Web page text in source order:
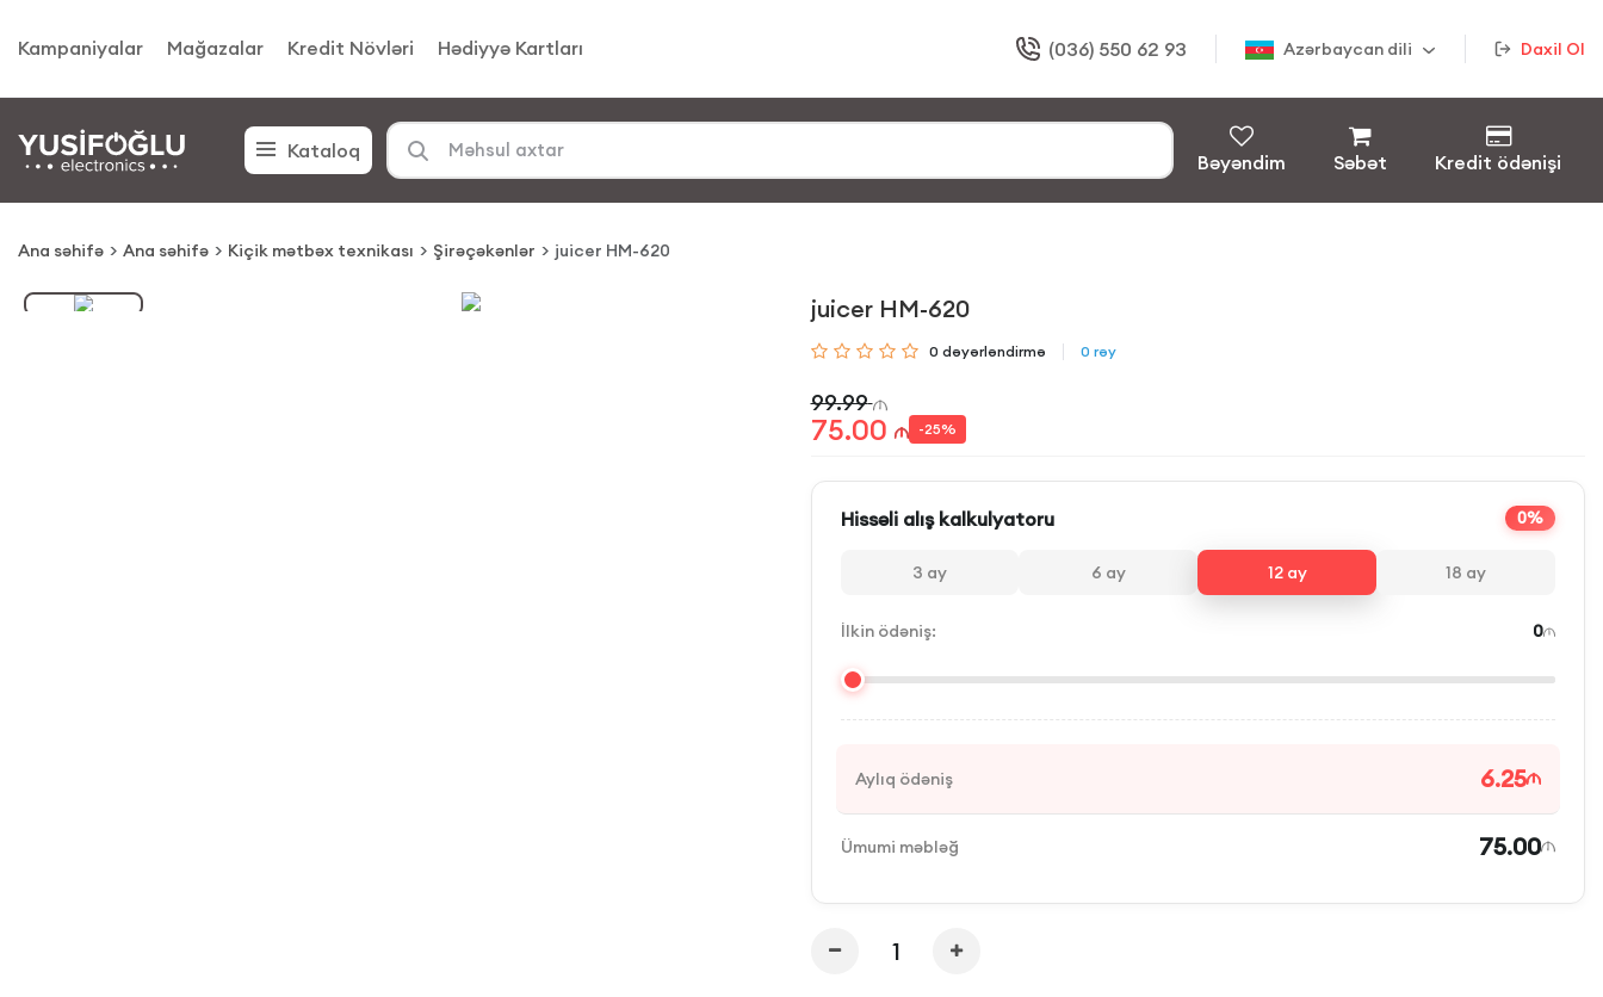
Kampaniyalar Mağazalar Kredit Növləri Hədiyyə Kartları (036) 550 62 93 Azərbaycan dili Daxil Ol
Kataloq Bəyəndim Səbət Kredit ödənişi
Ana səhifə Ana səhifə Kiçik mətbəx texnikası Şirəçəkənlər juicer HM-620
juicer HM-620
0 dəyərləndirmə 0 rəy
99.99
75.00 -25%
Hissəli alış kalkulyatoru 0%
3 ay 6 ay 12ay 18 ay
İlkin ödəniş: 0
Aylıq ödəniş 6.25
Ümumi məbləğ 75.00